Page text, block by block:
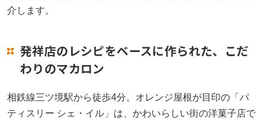
介します。
発祥店のレシピをベースに作られた、こだ
わりのマカロン
相鉄線三ツ境駅から徒歩4分。オレンジ屋根が目印の「パ
ティスリー シェ・イル」は、かわいらしい街の洋菓子店で